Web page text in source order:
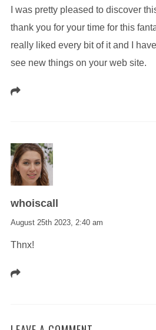
I was pretty pleased to discover
thank you for your time for this
really liked every bit of it and I
see new things on your web site.
whoiscall
August 25th 2023, 2:40 am
Thnx!